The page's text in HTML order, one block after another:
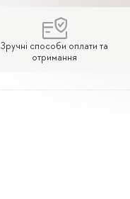
Зручні способи оплати та
отримання